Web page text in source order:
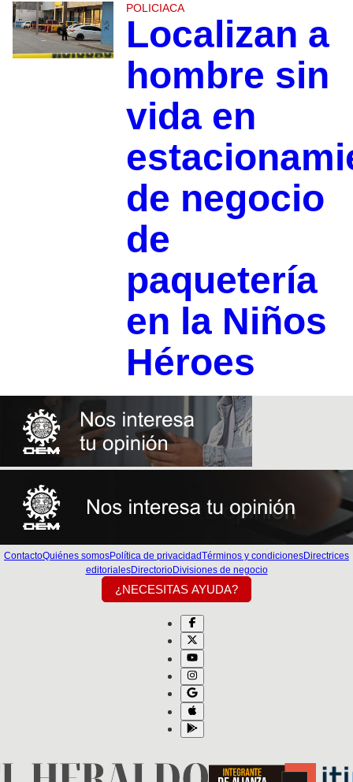
POLICIACA
Localizan a
hombre sin
vida en
de negocio
de
paquetería
en la Niños
Héroes
ContactoQuiénes somosPolítica de privacidadTérminos y condicionesDirectrices
editorialesDirectorioDivisiones de negocio
¿NECESITAS AYUDA?